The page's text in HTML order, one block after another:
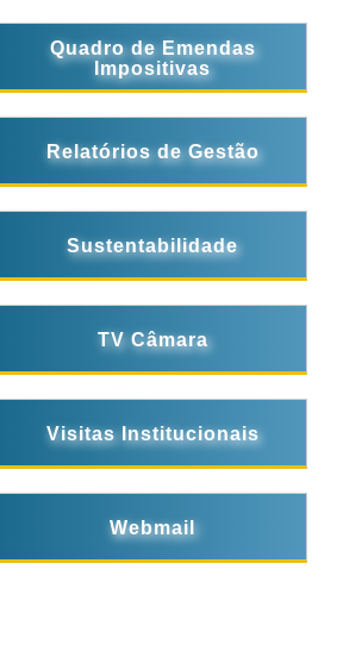
Quadro de Emendas
Impositivas
Relatórios de Gestão
Sustentabilidade
TV Câmara
Visitas Institucionais
Webmail